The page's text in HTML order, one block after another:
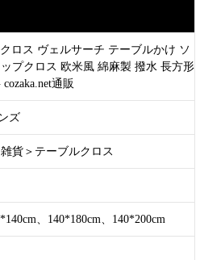
クロス ヴェルサーチ テーブルかけ ソ
プクロス 欧米風 綿麻製 撥水 長方形
通販
ズ
貨＞テーブルクロス
、140*180cm、140*200cm